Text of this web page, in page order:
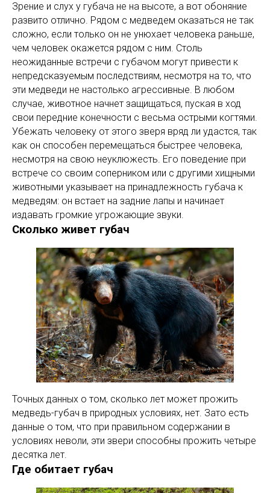
Зрение и слух у губача не на высоте, а вот обоняние
развито отлично. Рядом с медведем оказаться не так
сложно, если только он не унюхает человека раньше,
чем человек окажется рядом с ним. Столь
неожиданные встречи с губачом могут привести к
непредсказуемым последствиям, несмотря на то, что
эти медведи не настолько агрессивные. В любом
случае, животное начнет защищаться, пуская в ход
свои передние конечности с весьма острыми когтями.
Убежать человеку от этого зверя вряд ли удастся, так
как он способен перемещаться быстрее человека,
несмотря на свою неуклюжесть. Его поведение при
встрече со своим соперником или с другими хищными
животными указывает на принадлежность губача к
медведям: он встает на задние лапы и начинает
издавать громкие угрожающие звуки.
Сколько живет губач
Точных данных о том, сколько лет может прожить
медведь-губач в природных условиях, нет. Зато есть
данные о том, что при правильном содержании в
условиях неволи, эти звери способны прожить четыре
десятка лет.
Где обитает губач